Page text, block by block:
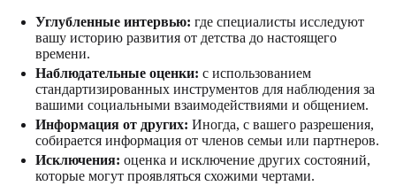
Углубленные интервью: где специалисты исследуют
вашу историю развития от детства до настоящего
времени.
Наблюдательные оценки: с использованием
стандартизированных инструментов для наблюдения за
вашими социальными взаимодействиями и общением.
Информация от других: Иногда, с вашего разрешения,
собирается информация от членов семьи или партнеров.
Исключения: оценка и исключение других состояний,
которые могут проявляться схожими чертами.